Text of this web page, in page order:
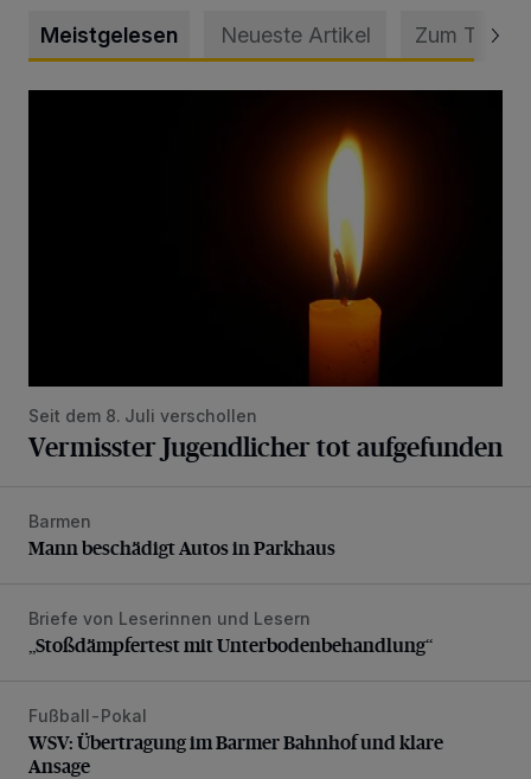
Meistgelesen Neueste Artikel Zum Thema
Seit dem 8. Juli verschollen
Vermisster Jugendlicher tot aufgefunden
Mann beschädigt Autos in Parkhaus
Barmen
Mann beschädigt Autos in Parkhaus
„Stoßdämpfertest mit Unterbodenbehandlung“
Briefe von Leserinnen und Lesern
„Stoßdämpfertest mit Unterbodenbehandlung“
WSV: Übertragung im Barmer Bahnhof und klare Ansage
Fußball-Pokal
WSV: Übertragung im Barmer Bahnhof und klare
Ansage